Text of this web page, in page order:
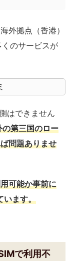
外拠点（香港）
のサービスが
はできません
第三国のロー
問題ありませ
可能か事前に
います。
で利用不